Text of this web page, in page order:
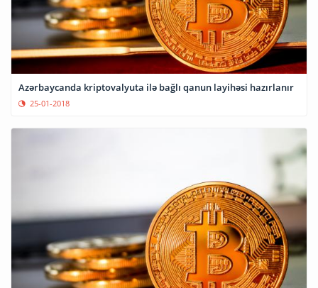
Azərbaycanda kriptovalyuta ilə bağlı qanun layihəsi hazırlanır
25-01-2018